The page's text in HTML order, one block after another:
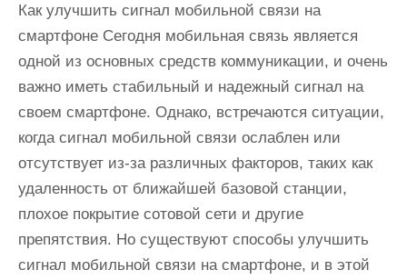
Как улучшить сигнал мобильной связи на
смартфоне Сегодня мобильная связь является
одной из основных средств коммуникации, и очень
важно иметь стабильный и надежный сигнал на
своем смартфоне. Однако, встречаются ситуации,
когда сигнал мобильной связи ослаблен или
отсутствует из-за различных факторов, таких как
удаленность от ближайшей базовой станции,
плохое покрытие сотовой сети и другие
препятствия. Но существуют способы улучшить
сигнал мобильной связи на смартфоне, и в этой